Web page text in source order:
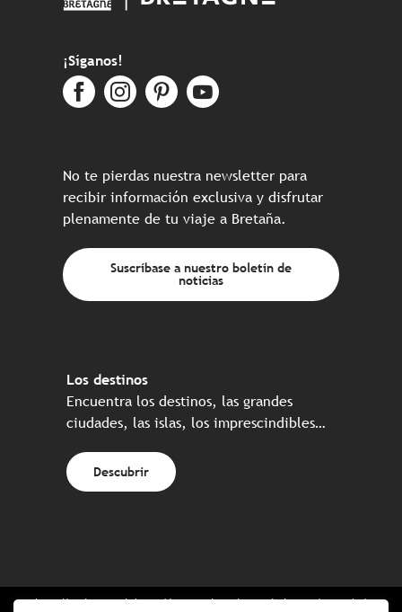
¡Síganos!
No te pierdas nuestra newsletter para
recibir información exclusiva y disfrutar
plenamente de tu viaje a Bretaña.
Suscríbase a nuestro boletín de
noticias
Los destinos
Encuentra los destinos, las grandes
ciudades, las islas, los imprescindibles…
Descubrir
Web realizada en colaboración con el conjunto de los socios turísticos